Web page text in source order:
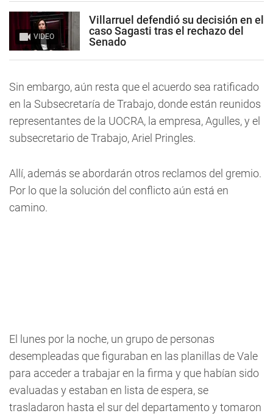
VIDEO
Villarruel defendió su decisión en el
caso Sagasti tras el rechazo del
Senado
Sin embargo, aún resta que el acuerdo sea ratificado
en la Subsecretaría de Trabajo, donde están reunidos
representantes de la UOCRA, la empresa, Agulles, y el
subsecretario de Trabajo, Ariel Pringles.
Allí, además se abordarán otros reclamos del gremio.
Por lo que la solución del conflicto aún está en
camino.
El lunes por la noche, un grupo de personas
desempleadas que figuraban en las planillas de Vale
para acceder a trabajar en la firma y que habían sido
evaluadas y estaban en lista de espera, se
trasladaron hasta el sur del departamento y tomaron